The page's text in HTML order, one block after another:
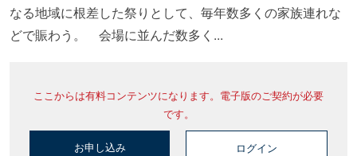
なる地域に根差した祭りとして、毎年数多くの家族連れな
どで賑わう。 会場に並んだ数多く...
ここからは有料コンテンツになります。電子版のご契約が必要
です。
お申し込み ログイン